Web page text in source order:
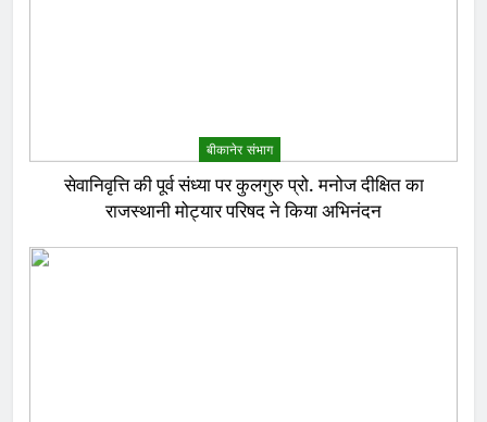
बीकानेर संभाग
सेवानिवृत्ति की पूर्व संध्या पर कुलगुरु प्रो. मनोज दीक्षित का
राजस्थानी मोट्यार परिषद ने किया अभिनंदन